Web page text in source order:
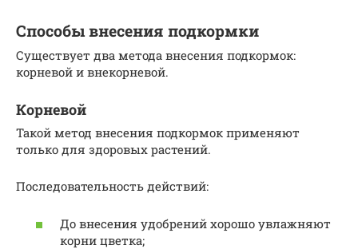
Способы внесения подкормки
Существует два метода внесения подкормок:
корневой и внекорневой.
Корневой
Такой метод внесения подкормок применяют
только для здоровых растений.
Последовательность действий:
До внесения удобрений хорошо увлажняют
корни цветка;